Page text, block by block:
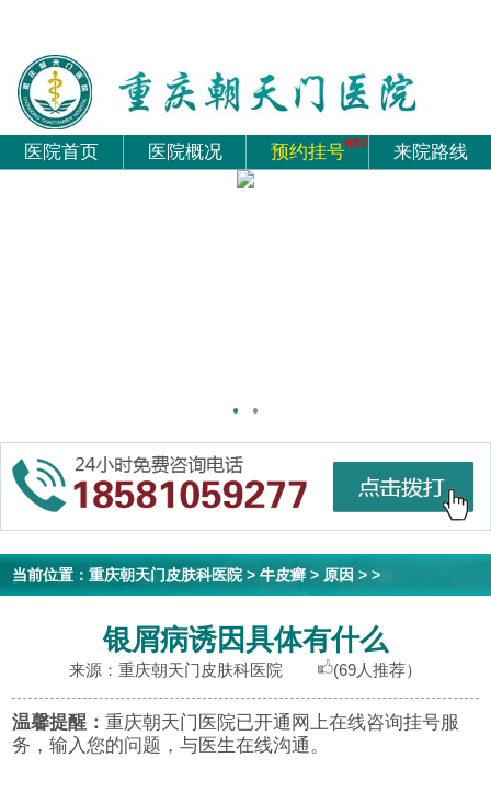
医院首页 医院概况 预约挂号 来院路线
当前位置：重庆朝天门皮肤科医院>牛皮癣 > 原因 > >
银屑病诱因具体有什么
来源：重庆朝天门皮肤科医院 (69人推荐）
温馨提醒：重庆朝天门医院已开通网上在线咨询挂号服
务，输入您的问题，与医生在线沟通。